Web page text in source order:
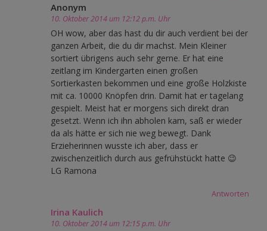
Anonym
10. Oktober 2014 um 12:12 p.m. Uhr
OH wow, aber das hast du dir auch verdient bei der
ganzen Arbeit, die du dir machst. Mein Kleiner
sortiert übrigens auch sehr gerne. Er hat eine
zeitlang im Kindergarten einen großen
Sortierkasten bekommen und eine große Holzkiste
mit ca. 10000 Knöpfen drin. Damit hat er tagelang
gespielt. Meist hat er morgens sich direkt dran
gesetzt. Wenn ich ihn abholen kam, saß er wieder
da als hätte er sich nie weg bewegt. Dank
Erzieherinnen wusste ich aber, dass er
zwischenzeitlich durch aus gefrühstückt hatte 😉
LG Ramona
Antworten
Irina Kaulich
10. Oktober 2014 um 12:15 p.m. Uhr